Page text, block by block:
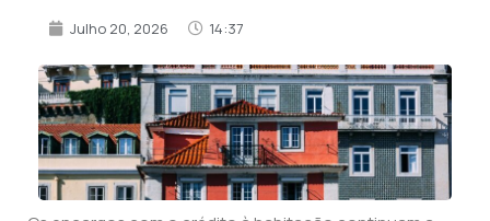
Julho 20, 2026 14:37